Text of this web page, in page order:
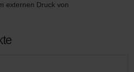
externen Druck von